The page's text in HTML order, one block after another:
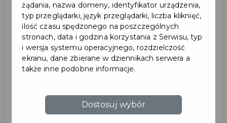
Utrudnienia w ruchu na ul.
żądania, nazwa domeny, identyfikator urządzenia,
typ przeglądarki, język przeglądarki, liczba kliknięć,
ilość czasu spędzonego na poszczególnych
stronach, data i godzina korzystania z Serwisu, typ
i wersja systemu operacyjnego, rozdzielczość
ekranu, dane zbierane w dziennikach serwera a
także inne podobne informacje.
Dostosuj wybór